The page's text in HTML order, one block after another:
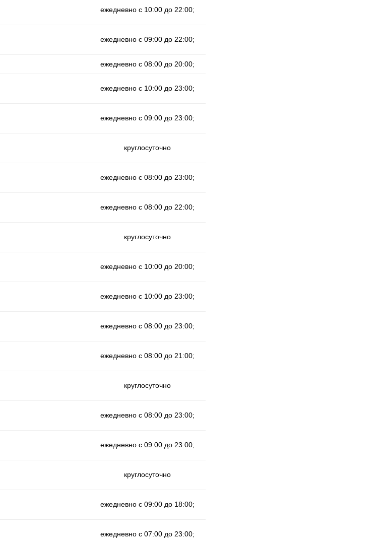
ежедневно с 10:00 до 22:00;
ежедневно с 09:00 до 22:00;
ежедневно с 08:00 до 20:00;
ежедневно с 10:00 до 23:00;
ежедневно с 09:00 до 23:00;
круглосуточно
ежедневно с 08:00 до 23:00;
ежедневно с 08:00 до 22:00;
круглосуточно
ежедневно с 10:00 до 20:00;
ежедневно с 10:00 до 23:00;
ежедневно с 08:00 до 23:00;
ежедневно с 08:00 до 21:00;
круглосуточно
ежедневно с 08:00 до 23:00;
ежедневно с 09:00 до 23:00;
круглосуточно
ежедневно с 09:00 до 18:00;
ежедневно с 07:00 до 23:00;